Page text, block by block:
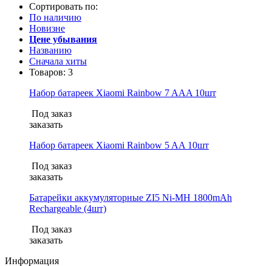
Сортировать по:
По наличию
Новизне
Цене убывания
Названию
Сначала хиты
Товаров: 3
Набор батареек Xiaomi Rainbow 7 AAA 10шт
Под заказ
заказать
Набор батареек Xiaomi Rainbow 5 AA 10шт
Под заказ
заказать
Батарейки аккумуляторные ZI5 Ni-MH 1800mAh
Rechargeable (4шт)
Под заказ
заказать
Информация